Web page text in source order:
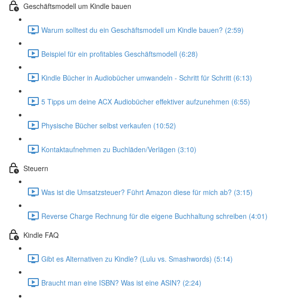
Geschäftsmodell um Kindle bauen
Warum solltest du ein Geschäftsmodell um Kindle bauen? (2:59)
Beispiel für ein profitables Geschäftsmodell (6:28)
Kindle Bücher in Audiobücher umwandeln - Schritt für Schritt (6:13)
5 Tipps um deine ACX Audiobücher effektiver aufzunehmen (6:55)
Physische Bücher selbst verkaufen (10:52)
Kontaktaufnehmen zu Buchläden/Verlägen (3:10)
Steuern
Was ist die Umsatzsteuer? Führt Amazon diese für mich ab? (3:15)
Reverse Charge Rechnung für die eigene Buchhaltung schreiben (4:01)
Kindle FAQ
Gibt es Alternativen zu Kindle? (Lulu vs. Smashwords) (5:14)
Braucht man eine ISBN? Was ist eine ASIN? (2:24)